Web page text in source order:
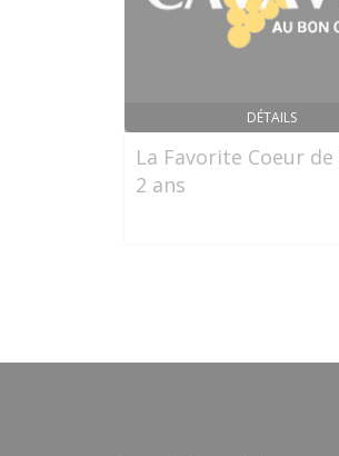
DÉTAILS
La Favorite Coeur de
2 ans